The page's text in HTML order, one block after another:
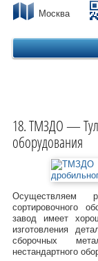
Москва
ТМЗДО —
оборудования
Осуществляем
сортировочного
завод имеет
изготовления
сборочных
нестандартного